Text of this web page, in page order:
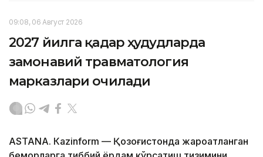
09:08, 06 Август 2026
2027 йилга қадар ҳудудларда
замонавий травматология
марказлари очилади
ASTANА. Кazinform — Қозоғистонда жароҳатланган